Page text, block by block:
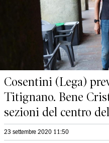
Cosentini (Lega)
Titignano. Bene
sezioni del centro
23 settembre 2020 11:50